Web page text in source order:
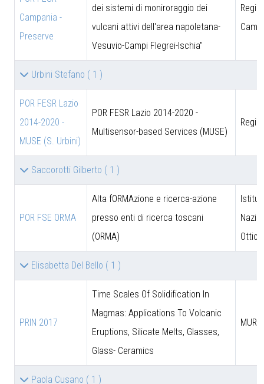
Campania -
Preserve
dei sistemi di moniroraggio dei
vulcani attivi dell'area napoletana-
Vesuvio-Campi Flegrei-Ischia"
Urbini Stefano ( 1 )
POR FESR Lazio
2014-2020 -
MUSE (S. Urbini)
POR FESR Lazio 2014-2020 -
Multisensor-based Services (MUSE)
Saccorotti Gilberto ( 1 )
POR FSE ORMA
Alta fORMAzione e ricerca-azione
presso enti di ricerca toscani
(ORMA)
Ottica
Elisabetta Del Bello ( 1 )
PRIN 2017
Time Scales Of Solidification In
Magmas: Applications To Volcanic
Eruptions, Silicate Melts, Glasses,
Glass- Ceramics
MUR
Paola Cusano ( 1 )